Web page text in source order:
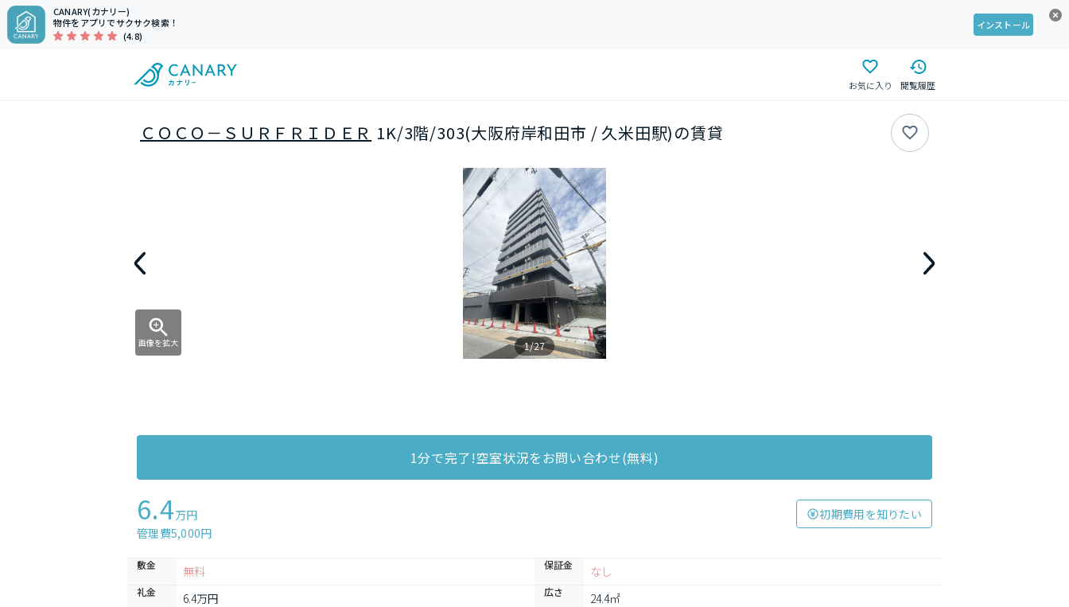
CANARY(カナリー)
物件をアプリでサクサク検索！
(4.8)
インストール
お気に入り 閲覧履歴
ＣＯＣＯ－ＳＵＲＦＲＩＤＥＲ 1K/3階/303(大阪府岸和田市 / 久米田駅)の賃貸
画像を拡大 1/27
1分で完了!空室状況をお問い合わせ(無料)
6.4万円
管理費5,000円
初期費用を知りたい
敷金 無料 保証金 なし
礼金 6.4万円 広さ 24.4㎡